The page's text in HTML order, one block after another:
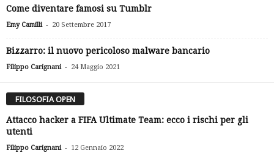
Come diventare famosi su Tumblr
Emy Camilli - 20 Settembre 2017
Bizzarro: il nuovo pericoloso malware bancario
Filippo Carignani - 24 Maggio 2021
FILOSOFIA OPEN
Attacco hacker a FIFA Ultimate Team: ecco i rischi per gli
utenti
Filippo Carignani - 12 Gennaio 2022